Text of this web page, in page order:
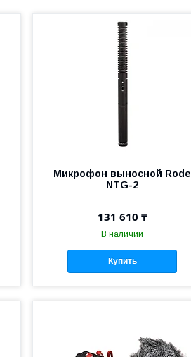
Микрофон выносной Rode
NTG-2
131 610 ₸
В наличии
Купить